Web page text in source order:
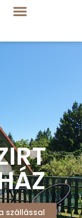
szállással